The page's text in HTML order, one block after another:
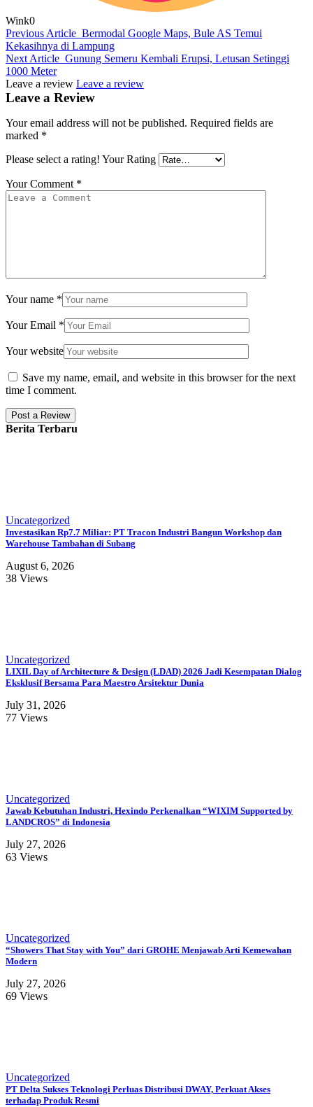
Wink0
Previous Article Bermodal Google Maps, Bule AS Temui
Kekasihnya di Lampung
Next Article Gunung Semeru Kembali Erupsi, Letusan Setinggi
1000 Meter
Leave a review Leave a review
Leave a Review
Your email address will not be published. Required fields are
marked *
Please select a rating! Your Rating
Your Comment *
Your name *
Your Email *
Your website
Save my name, email, and website in this browser for the next
time I comment.
Berita Terbaru
Uncategorized
Investasikan Rp7.7 Miliar: PT Tracon Industri Bangun Workshop dan
Warehouse Tambahan di Subang
August 6, 2026
38 Views
Uncategorized
LIXIL Day of Architecture & Design (LDAD) 2026 Jadi Kesempatan Dialog
Eksklusif Bersama Para Maestro Arsitektur Dunia
July 31, 2026
77 Views
Uncategorized
Jawab Kebutuhan Industri, Hexindo Perkenalkan “WIXIM Supported by
LANDCROS” di Indonesia
July 27, 2026
63 Views
Uncategorized
“Showers That Stay with You” dari GROHE Menjawab Arti Kemewahan
Modern
July 27, 2026
69 Views
Uncategorized
PT Delta Sukses Teknologi Perluas Distribusi DWAY, Perkuat Akses
terhadap Produk Resmi